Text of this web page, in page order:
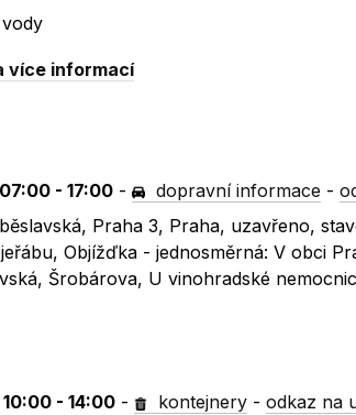
více informací
- 17:00 - dopravní informace -
Praha 3, Praha, uzavřeno,
Objížďka - jednosměrná: V obci
Šrobárova, U vinohradské
- 14:00 - kontejnery -odkaz na